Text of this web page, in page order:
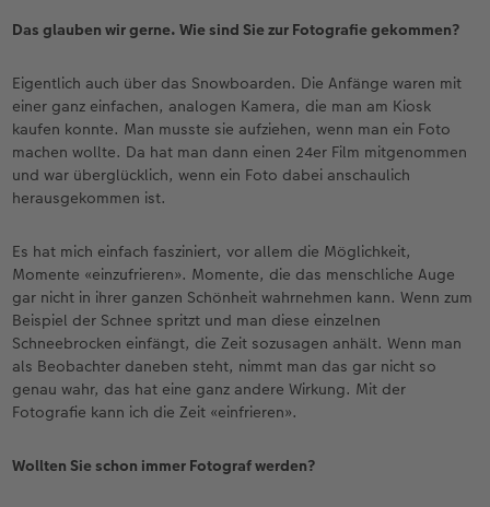
Das glauben wir gerne. Wie sind Sie zur Fotografie gekommen?
Eigentlich auch über das Snowboarden. Die Anfänge waren mit
einer ganz einfachen, analogen Kamera, die man am Kiosk
kaufen konnte. Man musste sie aufziehen, wenn man ein Foto
machen wollte. Da hat man dann einen 24er Film mitgenommen
und war überglücklich, wenn ein Foto dabei anschaulich
herausgekommen ist.
Es hat mich einfach fasziniert, vor allem die Möglichkeit,
Momente «einzufrieren». Momente, die das menschliche Auge
gar nicht in ihrer ganzen Schönheit wahrnehmen kann. Wenn zum
Beispiel der Schnee spritzt und man diese einzelnen
Schneebrocken einfängt, die Zeit sozusagen anhält. Wenn man
als Beobachter daneben steht, nimmt man das gar nicht so
genau wahr, das hat eine ganz andere Wirkung. Mit der
Fotografie kann ich die Zeit «einfrieren».
Wollten Sie schon immer Fotograf werden?